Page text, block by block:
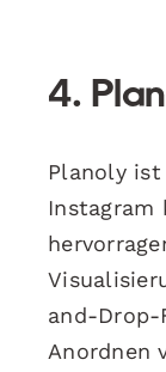
4.
Planoly
Instagram
and-
Anordnen